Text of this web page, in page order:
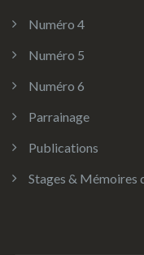
Numéro 4
Numéro 5
Numéro 6
Parrainage
Publications
Stages & Mémoires